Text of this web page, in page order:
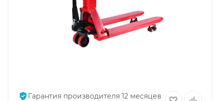
Гарантия производителя 12 месяцев